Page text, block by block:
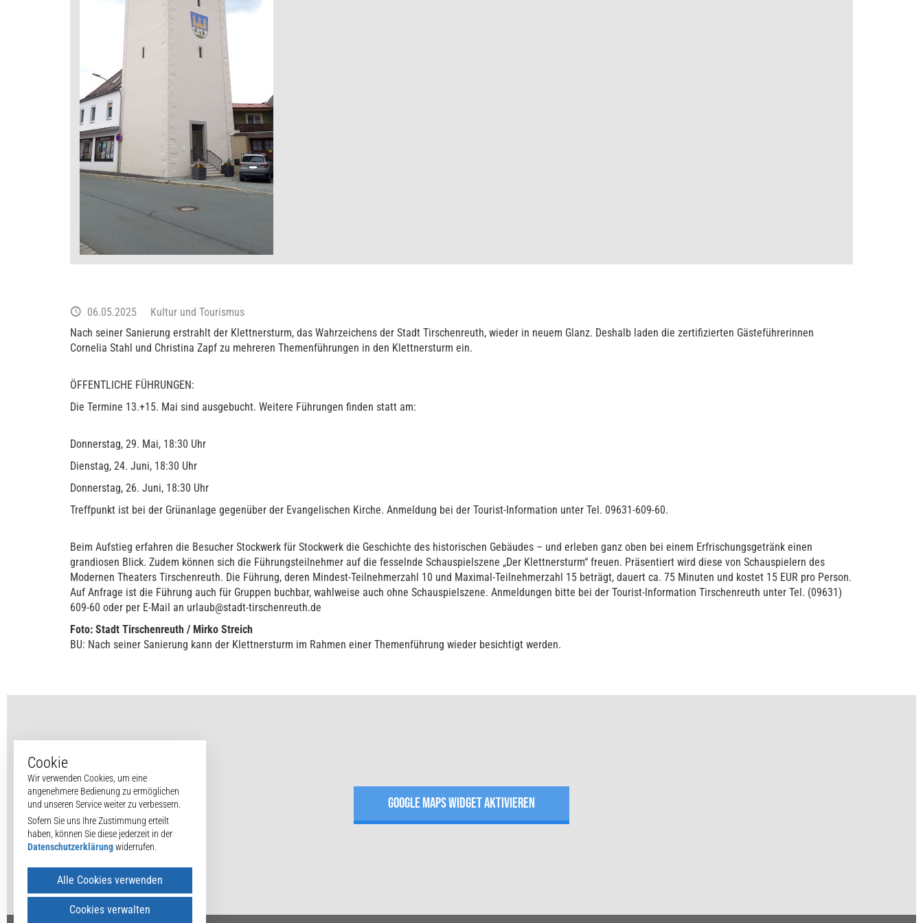
06.05.2025
Kultur und Tourismus
Nach seiner Sanierung erstrahlt der Klettnersturm, das Wahrzeichens der Stadt Tirschenreuth, wieder in neuem Glanz. Deshalb laden die zertifizierten Gästeführerinnen
Cornelia Stahl und Christina Zapf zu mehreren Themenführungen in den Klettnersturm ein.
ÖFFENTLICHE FÜHRUNGEN:
Die Termine 13.+15. Mai sind ausgebucht. Weitere Führungen finden statt am:
Donnerstag, 29. Mai, 18:30 Uhr
Dienstag, 24. Juni, 18:30 Uhr
Donnerstag, 26. Juni, 18:30 Uhr
Treffpunkt ist bei der Grünanlage gegenüber der Evangelischen Kirche. Anmeldung bei der Tourist-Information unter Tel. 09631-609-60.
Beim Aufstieg erfahren die Besucher Stockwerk für Stockwerk die Geschichte des historischen Gebäudes – und erleben ganz oben bei einem Erfrischungsgetränk einen
grandiosen Blick. Zudem können sich die Führungsteilnehmer auf die fesselnde Schauspielszene „Der Klettnersturm“ freuen. Präsentiert wird diese von Schauspielern des
Modernen Theaters Tirschenreuth. Die Führung, deren Mindest-Teilnehmerzahl 10 und Maximal-Teilnehmerzahl 15 beträgt, dauert ca. 75 Minuten und kostet 15 EUR pro Person.
Auf Anfrage ist die Führung auch für Gruppen buchbar, wahlweise auch ohne Schauspielszene. Anmeldungen bitte bei der Tourist-Information Tirschenreuth unter Tel. (09631)
609-60 oder per E-Mail an urlaub@stadt-tirschenreuth.de
Foto: Stadt Tirschenreuth / Mirko Streich
BU: Nach seiner Sanierung kann der Klettnersturm im Rahmen einer Themenführung wieder besichtigt werden.
GOOGLE MAPS WIDGET AKTIVIEREN
Cookie
Wir verwenden Cookies, um eine
angenehmere Bedienung zu ermöglichen
und unseren Service weiter zu verbessern.
Sofern Sie uns Ihre Zustimmung erteilt
haben, können Sie diese jederzeit in der
Datenschutzerklärungwiderrufen.
Alle Cookies verwenden
Cookies verwalten